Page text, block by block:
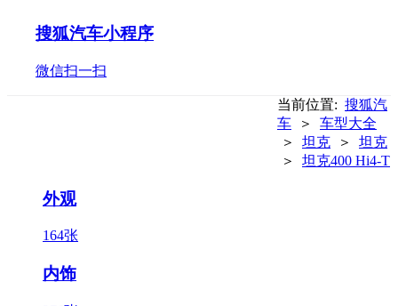
搜狐汽车小程序
微信扫一扫
当前位置: 搜狐汽
车
＞
车型大全
＞
坦克 ＞
坦克
＞
坦克400 Hi4-T
外观
164张
内饰